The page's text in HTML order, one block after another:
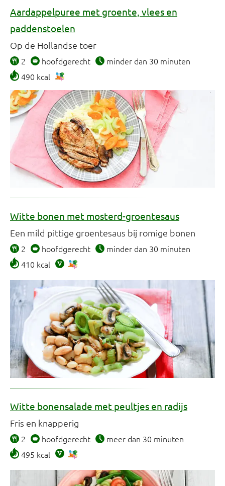
Aardappelpuree met groente, vlees en
paddenstoelen
Op de Hollandse toer
2 hoofdgerecht
minder dan 30 minuten
490 kcal
Witte bonen met mosterd-groentesaus
Een mild pittige groentesaus bij romige bonen
2 hoofdgerecht
minder dan 30 minuten
410 kcal
Witte bonensalade met peultjes en radijs
Fris en knapperig
2 hoofdgerecht
meer dan 30 minuten
495 kcal